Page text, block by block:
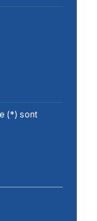
(*) sont